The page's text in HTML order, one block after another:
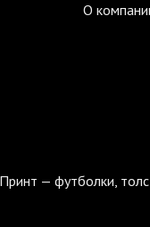
О
— футболки,